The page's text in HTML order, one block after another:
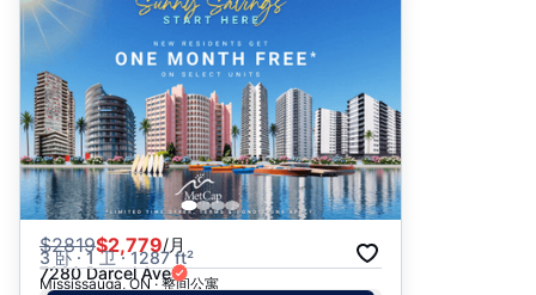
$2819$2,779/月
3 卧 · 1 卫 · 1287 ft²
7280 Darcel Ave
Mississauga, ON · 整间公寓